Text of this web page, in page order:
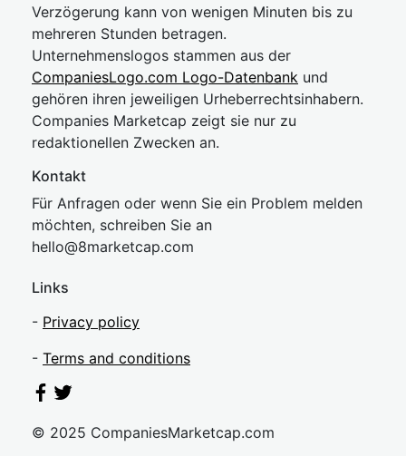
Verzögerung kann von wenigen Minuten bis zu
mehreren Stunden betragen.
Unternehmenslogos stammen aus der
CompaniesLogo.com Logo-Datenbank und
gehören ihren jeweiligen Urheberrechtsinhabern.
Companies Marketcap zeigt sie nur zu
redaktionellen Zwecken an.
Kontakt
Für Anfragen oder wenn Sie ein Problem melden
möchten, schreiben Sie an
hello@8marketcap.com
Links
- Privacy policy
- Terms and conditions
© 2025 CompaniesMarketcap.com